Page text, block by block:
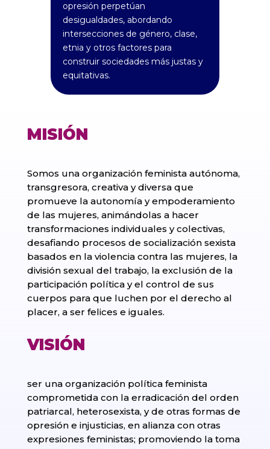
opresión perpetúan
desigualdades, abordando
intersecciones de género, clase,
etnia y otros factores para
construir sociedades más justas y
equitativas.
MISIÓN
Somos una organización feminista autónoma,
transgresora, creativa y diversa que
promueve la autonomía y empoderamiento
de las mujeres, animándolas a hacer
transformaciones individuales y colectivas,
desafiando procesos de socialización sexista
basados en la violencia contra las mujeres, la
división sexual del trabajo, la exclusión de la
participación política y el control de sus
cuerpos para que luchen por el derecho al
placer, a ser felices e iguales.
VISIÓN
ser una organización política feminista
comprometida con la erradicación del orden
patriarcal, heterosexista, y de otras formas de
opresión e injusticias, en alianza con otras
expresiones feministas; promoviendo la toma